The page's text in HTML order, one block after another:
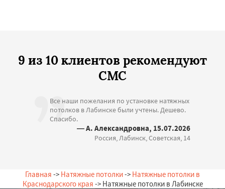
9 из 10 клиентов рекомендуют
СМС
Все наши пожелания по установке натяжных
потолков в Лабинске были учтены. Дешево.
Спасибо.
— А. Александровна, 15.07.2026
Россия, Лабинск, Советская, 14
Главная -> Натяжные потолки-> Натяжные потолки в
Краснодарского края -> Натяжные потолки в Лабинске